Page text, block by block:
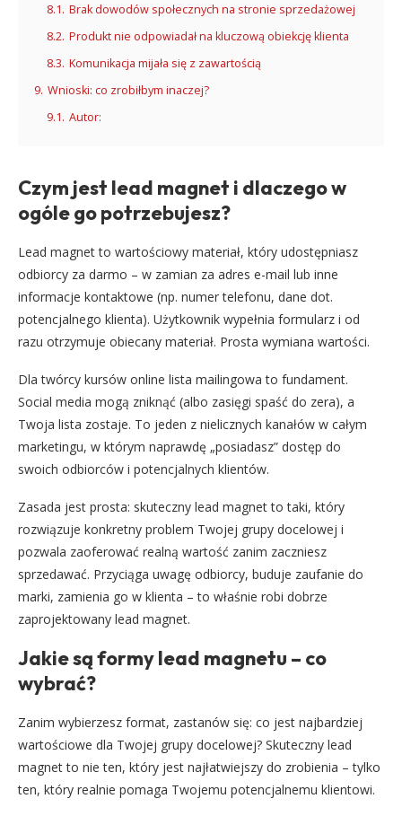
8.1. Brak dowodów społecznych na stronie sprzedażowej
8.2. Produkt nie odpowiadał na kluczową obiekcję klienta
8.3. Komunikacja mijała się z zawartością
9. Wnioski: co zrobiłbym inaczej?
9.1. Autor:
Czym jest lead magnet i dlaczego w
ogóle go potrzebujesz?
Lead magnet to wartościowy materiał, który udostępniasz
odbiorcy za darmo – w zamian za adres e-mail lub inne
informacje kontaktowe (np. numer telefonu, dane dot.
potencjalnego klienta). Użytkownik wypełnia formularz i od
razu otrzymuje obiecany materiał. Prosta wymiana wartości.
Dla twórcy kursów online lista mailingowa to fundament.
Social media mogą zniknąć (albo zasięgi spaść do zera), a
Twoja lista zostaje. To jeden z nielicznych kanałów w całym
marketingu, w którym naprawdę „posiadasz” dostęp do
swoich odbiorców i potencjalnych klientów.
Zasada jest prosta: skuteczny lead magnet to taki, który
rozwiązuje konkretny problem Twojej grupy docelowej i
pozwala zaoferować realną wartość zanim zaczniesz
sprzedawać. Przyciąga uwagę odbiorcy, buduje zaufanie do
marki, zamienia go w klienta – to właśnie robi dobrze
zaprojektowany lead magnet.
Jakie są formy lead magnetu – co
wybrać?
Zanim wybierzesz format, zastanów się: co jest najbardziej
wartościowe dla Twojej grupy docelowej? Skuteczny lead
magnet to nie ten, który jest najłatwiejszy do zrobienia – tylko
ten, który realnie pomaga Twojemu potencjalnemu klientowi.